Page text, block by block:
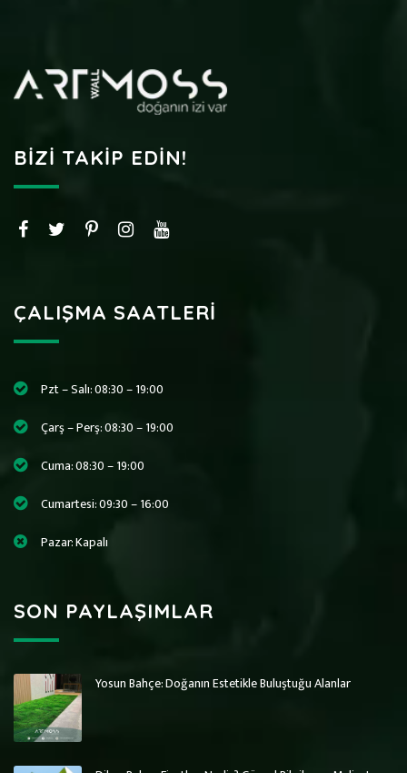
BIZI TAKIP EDIN!
ÇALIŞMA SAATLERI
Pzt – Salı: 08:30 – 19:00
Çarş – Perş: 08:30 – 19:00
Cuma: 08:30 – 19:00
Cumartesi: 09:30 – 16:00
Pazar: Kapalı
SON PAYLAŞIMLAR
Yosun Bahçe: Doğanın Estetikle Buluştuğu Alanlar
Art Wall Moss
Art Wall Moss